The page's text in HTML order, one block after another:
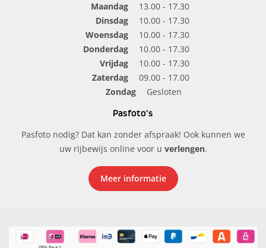
Maandag
13.00 - 17.30
Dinsdag
10.00 - 17.30
Woensdag
10.00 - 17.30
Donderdag
10.00 - 17.30
Vrijdag
10.00 - 17.30
Zaterdag
09.00 - 17.00
Zondag
Gesloten
Pasfoto's
Pasfoto nodig? Dat kan zonder afspraak! Ook kunnen we
uw rijbewijs online voor u verlengen.
Meer informatie